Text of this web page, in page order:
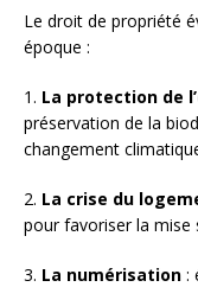
Le droit de propriété
époque :
1. La protection de
préservation de la
changement
2. La crise du
pour favoriser la mise
3. La numérisation :